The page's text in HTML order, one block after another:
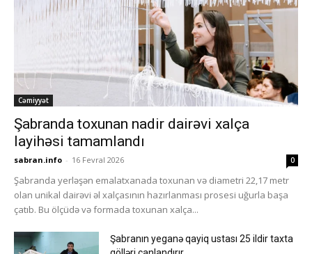
Cəmiyyət
Şabranda toxunan nadir dairəvi xalça
layihəsi tamamlandı
sabran.info - 16 Fevral 2026 0
Şabranda yerləşən emalatxanada toxunan və diametri 22,17 metr
olan unikal dairəvi əl xalçasının hazırlanması prosesi uğurla başa
çatıb. Bu ölçüdə və formada toxunan xalça...
Şabranın yeganə qayiq ustası 25 ildir taxta